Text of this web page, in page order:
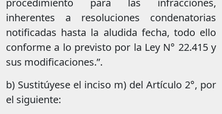
procedimiento para las infracciones,
inherentes a resoluciones condenatorias
notificadas hasta la aludida fecha, todo ello
conforme a lo previsto por la Ley N° 22.415 y
sus modificaciones.”.
b) Sustitúyese el inciso m) del Artículo 2°, por
el siguiente: